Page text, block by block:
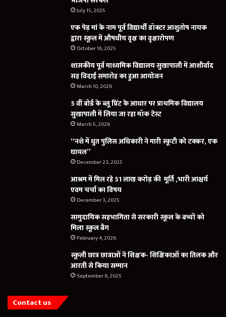
July 15, 2025
एक पेड़ मां के नाम पूर्व विद्यार्थी डॉक्टर आशुतोष नायक
द्वारा स्कूल में औषधीय वृक्ष का वृक्षारोपण
October 16, 2025
शासकीय पूर्व माध्यमिक विद्यालय सुखापाली में आशीर्वाद
सह विदाई समारोह का हुआ आयोजन
March 10, 2026
5 वीं बोर्ड के ब्लू प्रिंट के आधार पर प्राथमिक विद्यालय
सुखापाली में लिया जा रहा मॉक टेस्ट
March 5, 2026
“नशे में धुत पुलिस अधिकारी ने मारी स्कूटी को टक्कर, एक
घायल”
December 23, 2025
आश्रम में मिल रहे 51 लाख करोड़ की मूर्ति ,भारी आश्चर्य
एवम चर्चा का विषय
December 3, 2025
सामुदायिक सहभागिता से सरकारी स्कूल के बच्चों को
मिला स्कूल बैग
February 4, 2026
स्कूली छात्र छात्राओं ने शिक्षक- शिक्षिकाओं का तिलक और
आरती से किया सम्मान
September 6, 2025
Contact us